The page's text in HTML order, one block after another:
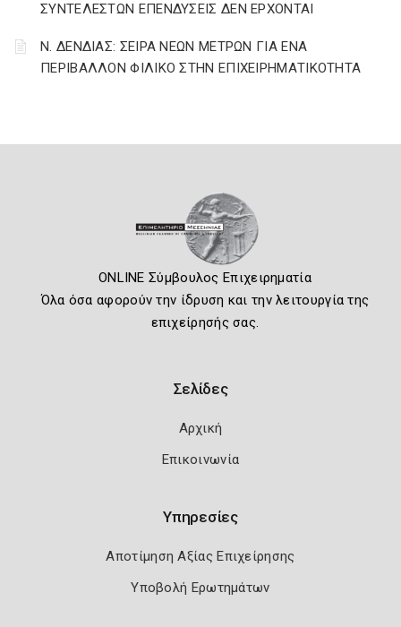
ΣΥΝΤΕΛΕΣΤΩΝ ΕΠΕΝΔΥΣΕΙΣ ΔΕΝ ΕΡΧΟΝΤΑΙ
Ν. ΔΕΝΔΙΑΣ: ΣΕΙΡΑ ΝΕΩΝ ΜΕΤΡΩΝ ΓΙΑ ΕΝΑ
ΠΕΡΙΒΑΛΛΟΝ ΦΙΛΙΚΟ ΣΤΗΝ ΕΠΙΧΕΙΡΗΜΑΤΙΚΟΤΗΤΑ
ONLINE Σύμβουλος Επιχειρηματία
Όλα όσα αφορούν την ίδρυση και την λειτουργία της
επιχείρησής σας.
Σελίδες
Αρχική
Επικοινωνία
Υπηρεσίες
Αποτίμηση Αξίας Επιχείρησης
Υποβολή Ερωτημάτων